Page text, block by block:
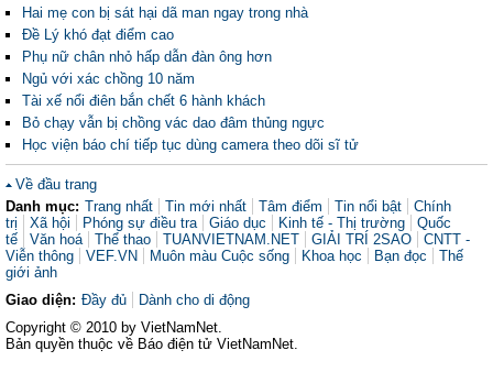
Hai mẹ con bị sát hại dã man ngay trong nhà
Đề Lý khó đạt điểm cao
Phụ nữ chân nhỏ hấp dẫn đàn ông hơn
Ngủ với xác chồng 10 năm
Tài xế nổi điên bắn chết 6 hành khách
Bỏ chạy vẫn bị chồng vác dao đâm thủng ngực
Học viện báo chí tiếp tục dùng camera theo dõi sĩ tử
Về đầu trang
Danh mục: Trang nhất Tin mới nhất Tâm điểm Tin nổi bật
Chính
trị
Xã hội Phóng sự điều tra Giáo dục Kinh tế - Thị trường
Quốc
tế
Văn hoá Thể thao TUANVIETNAM.NET GIẢI TRÍ 2SAO
CNTT -
Viễn thông
VEF.VN Muôn màu Cuộc sống Khoa học Bạn đọc
Thế
giới ảnh
Giao diện: Đầy đủ
Dành cho di động
Copyright © 2010 by VietNamNet.
Bản quyền thuộc về Báo điện tử VietNamNet.